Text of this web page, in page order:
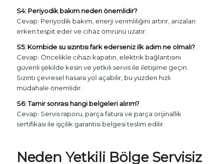
S4: Periyodik bakım neden önemlidir?
Cevap: Periyodik bakım, enerji verimliliğini artırır, arızaları
erken tespit eder ve cihaz ömrünü uzatır.
S5: Kombide su sızıntısı fark ederseniz ilk adım ne olmalı?
Cevap: Öncelikle cihazı kapatın, elektrik bağlantısını
güvenli şekilde kesin ve yetkili servis ile iletişime geçin.
Sızıntı çevresel hasara yol açabilir, bu yüzden hızlı
müdahale önemlidir.
S6: Tamir sonrası hangi belgeleri alırım?
Cevap: Servis raporu, parça fatura ve parça orijinallik
sertifikası ile işçilik garantisi belgesi teslim edilir.
Neden Yetkili Bölge Servisiz